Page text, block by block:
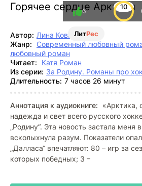
Горячее сердце Арктики
ЛитРес
10
6
Автор: Лина Коваль
Жанр: Современный любовный
любовный роман
Читает:
Катя Роман
Из серии: За Родину. Романы про
Длительность: 7 часов 26 минут
Аннотация к аудиокниге:
«Арктика,
надежда и свет всего русского
„Родину“. Эта новость застала меня
всколыхнула разум. Показатели
„Далласа“ впечатляют: 80 – игр за
которых победных; 3 –